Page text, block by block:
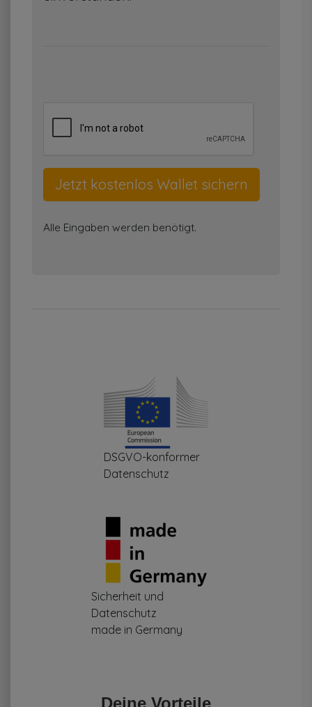
Alle Eingaben werden benötigt.
DSGVO-konformer
Datenschutz
Sicherheit und
Datenschutz
made in Germany